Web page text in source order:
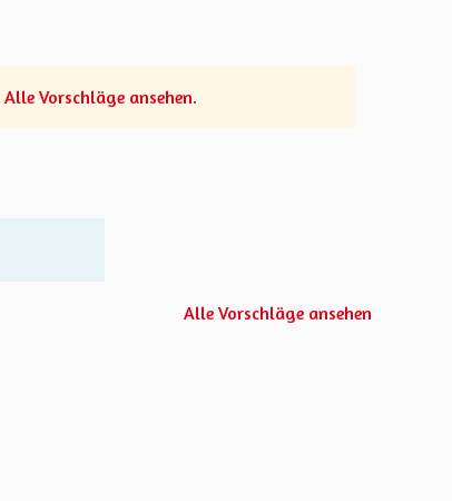
Alle Vorschläge ansehen.
Alle Vorschläge ansehen